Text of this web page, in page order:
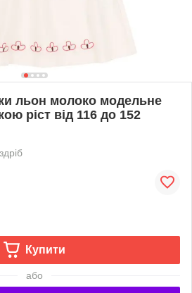
льон молоко модельне
ріст від 116 до 152
Купити
або